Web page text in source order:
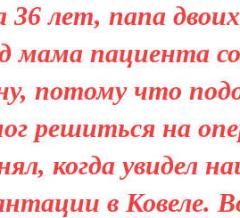
лет, папа
мама пациента
потому что
решиться на
когда увидел
в Ковеле.